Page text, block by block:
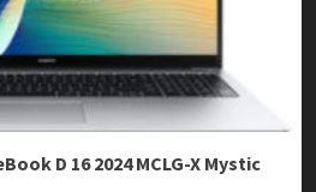
D 16 2024 MCLG-X Mystic